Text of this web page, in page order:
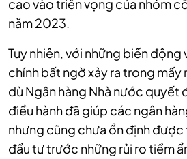
cao vào triển vọng của nhóm
năm 2023.
Tuy nhiên, với những biến động
chính bất ngờ xảy ra trong mấy
dù Ngân hàng Nhà nước quyết
điều hành đã giúp các ngân
nhưng cũng chưa ổn định được
đầu tư trước những rủi ro tiềm